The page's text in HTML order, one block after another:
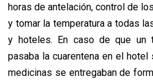
horas de antelación, control de
y tomar la temperatura a todas
y hoteles. En caso de que un
pasaba la cuarentena en el
medicinas se entregaban de